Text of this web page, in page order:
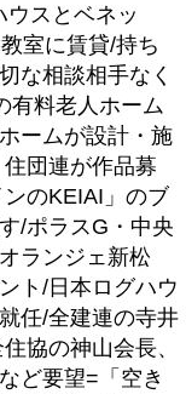
スとベネッ
室に賃貸/持ち
な相談相手なく
有料老人ホーム
ームが設計・施
団連が作品募
のKEIAI」のブ
/ポラスG・中央
ランジェ新松
ト/日本ログハウ
任/全建連の寺井
協の神山会長、
ど要望=「空き